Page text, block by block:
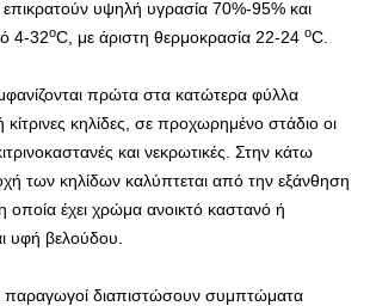
υψηλή υγρασία 70%-95% και
4-32οC, με άριστη θερμοκρασία 22-24 οC.
πρώτα στα κατώτερα φύλλα
κίτρινες κηλίδες, σε προχωρημένο στάδιο οι
και νεκρωτικές. Στην κάτω
των κηλίδων καλύπτεται από την εξάνθηση
έχει χρώμα ανοικτό καστανό ή
υφή βελούδου.
παραγωγοί διαπιστώσουν συμπτώματα